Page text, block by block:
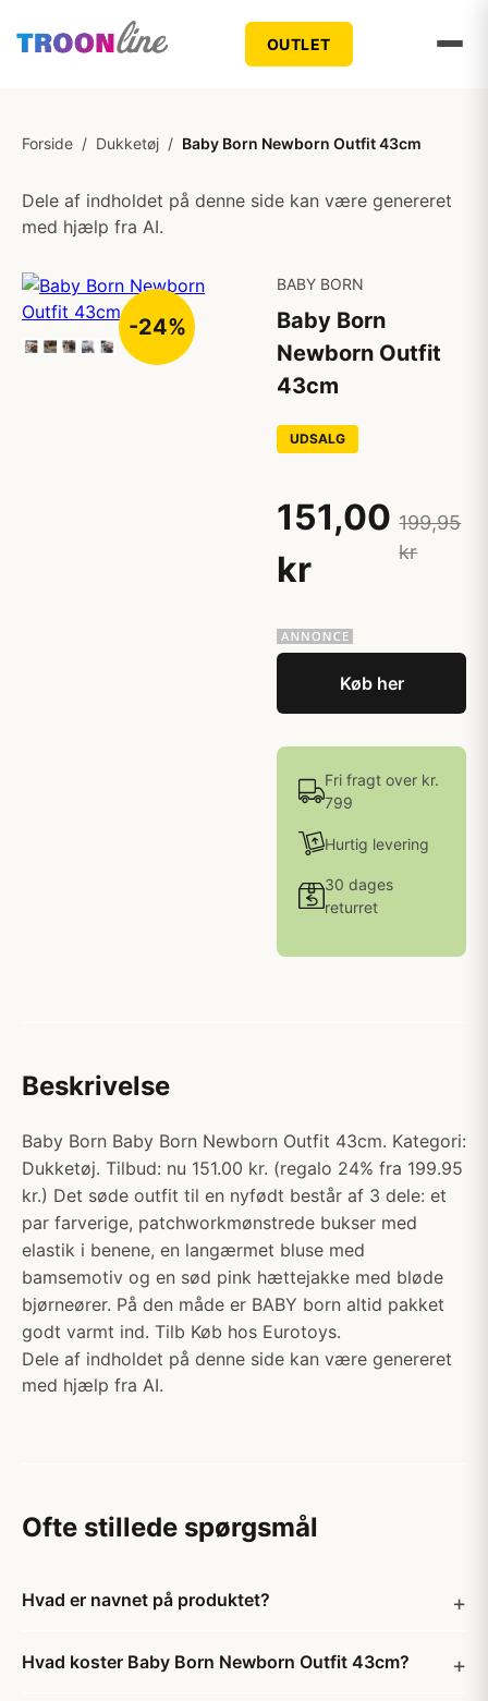
OUTLET
Forside / Dukketøj / Baby Born Newborn Outfit 43cm
Dele af indholdet på denne side kan være genereret
med hjælp fra AI.
-24%
BABY BORN
Baby Born
Newborn Outfit
43cm
UDSALG
151,00
kr
199,95
kr
Køb her
Fri fragt over kr.
799
Hurtig levering
30 dages
returret
Beskrivelse
Baby Born Baby Born Newborn Outfit 43cm. Kategori:
Dukketøj. Tilbud: nu 151.00 kr. (regalo 24% fra 199.95
kr.) Det søde outfit til en nyfødt består af 3 dele: et
par farverige, patchworkmønstrede bukser med
elastik i benene, en langærmet bluse med
bamsemotiv og en sød pink hættejakke med bløde
bjørneører. På den måde er BABY born altid pakket
godt varmt ind. Tilb Køb hos Eurotoys.
Dele af indholdet på denne side kan være genereret
med hjælp fra AI.
Ofte stillede spørgsmål
Hvad er navnet på produktet?
Hvad koster Baby Born Newborn Outfit 43cm?